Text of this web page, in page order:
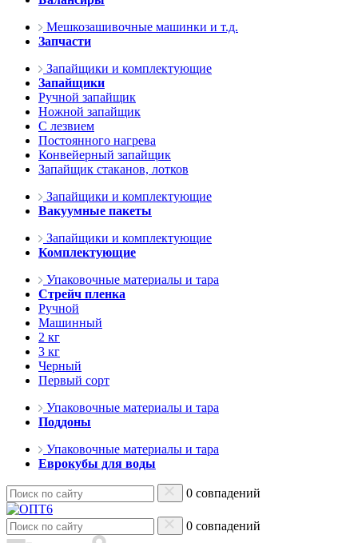
Мешкозашивочные машинки и т.д.
Запчасти
Запайщики и комплектующие
Запайщики
Ручной запайщик
Ножной запайщик
С лезвием
Постоянного нагрева
Конвейерный запайщик
Запайщик стаканов, лотков
Запайщики и комплектующие
Вакуумные пакеты
Запайщики и комплектующие
Комплектующие
Упаковочные материалы и тара
Стрейч пленка
Ручной
Машинный
2 кг
3 кг
Черный
Первый сорт
Упаковочные материалы и тара
Поддоны
Упаковочные материалы и тара
Еврокубы для воды
0 совпадений
0 совпадений